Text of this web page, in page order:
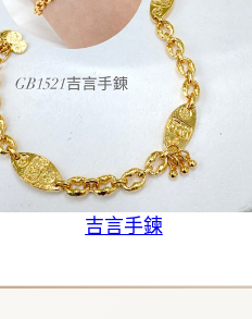
吉言手鍊